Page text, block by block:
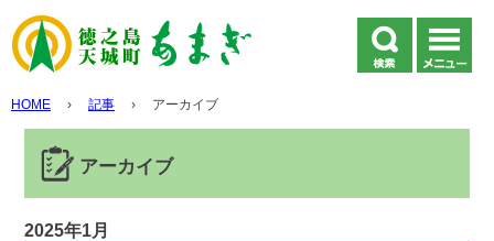
HOME › 記事 › アーカイブ
アーカイブ
2025年1月